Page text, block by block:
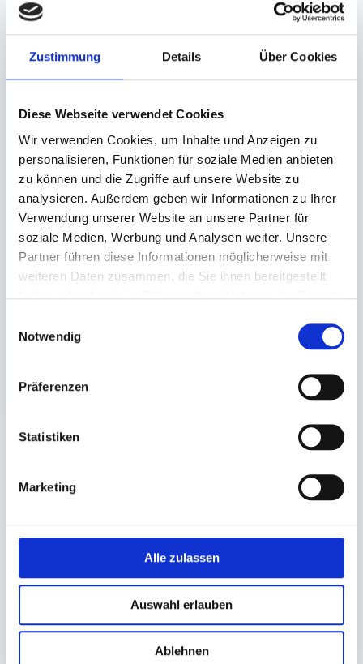
Zustimmung Details Über Cookies
Diese Webseite verwendet Cookies
Wir verwenden Cookies, um Inhalte und Anzeigen zu
personalisieren, Funktionen für soziale Medien anbieten
zu können und die Zugriffe auf unsere Website zu
analysieren. Außerdem geben wir Informationen zu Ihrer
Verwendung unserer Website an unsere Partner für
soziale Medien, Werbung und Analysen weiter. Unsere
Partner führen diese Informationen möglicherweise mit
weiteren Daten zusammen, die Sie ihnen bereitgestellt
Notwendig
Präferenzen
Statistiken
Marketing
Alle zulassen
Auswahl erlauben
Ablehnen
Unsere Empfehlungen
Deckel für
Originalitätsverschlus
s PP transparent
rund (Ø 133mm)
interessiert sein